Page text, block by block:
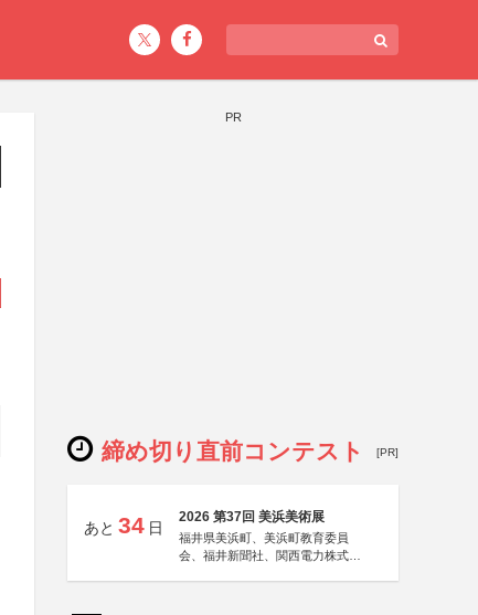
PR
締め切り直前コンテスト [PR]
あと 34 日
2026 第37回 美浜美術展
福井県美浜町、美浜町教育委員
会、福井新聞社、関西電力株式会